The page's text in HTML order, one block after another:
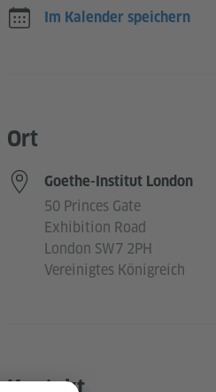
Im Kalender speichern
Ort
Goethe-Institut London
50 Princes Gate
Exhibition Road
London SW7 2PH
Vereinigtes Königreich